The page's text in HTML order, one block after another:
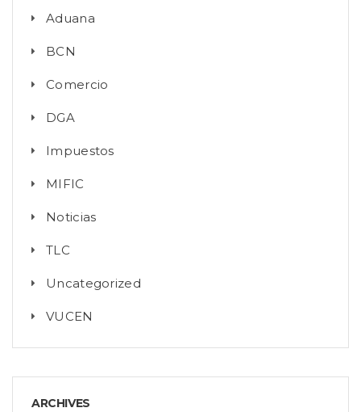
Aduana
BCN
Comercio
DGA
Impuestos
MIFIC
Noticias
TLC
Uncategorized
VUCEN
ARCHIVES